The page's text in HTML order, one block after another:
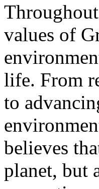
values of
life. From
to
believes
planet, but